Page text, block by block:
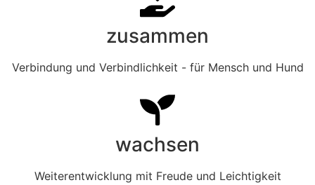
zusammen
Verbindung und Verbindlichkeit - für Mensch und Hund
wachsen
Weiterentwicklung mit Freude und Leichtigkeit